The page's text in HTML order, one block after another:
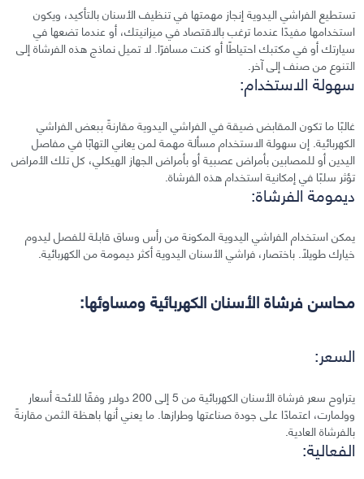
تستطيع الفراشي اليدوية إنجاز مهمتها في تنظيف الأسنان بالتأكيد، ويكون
استخدامها مفيدًا عندما ترغب بالاقتصاد في ميزانيتك، أو عندما تضعها في
سيارتك أو في مكتبك احتياطًا أو كنت مسافرًا. لا تميل نماذج هذه الفرشاة إلى
التنوع من صنف إلى آخر.
سهولة الاستخدام:
غالبًا ما تكون المقابض ضيقة في الفراشي اليدوية مقارنةً ببعض الفراشي
الكهربائية. إن سهولة الاستخدام مسألة مهمة لمن يعاني التهابًا في مفاصل
اليدين أو للمصابين بأمراض عصبية أو بأمراض الجهاز الهيكلي، كل تلك الأمراض
تؤثر سلبًا في إمكانية استخدام هذه الفرشاة.
ديمومة الفرشاة:
يمكن استخدام الفراشي اليدوية المكونة من رأس وساق قابلة للفصل ليدوم
خيارك طويلًا. باختصار، فراشي الأسنان اليدوية أكثر ديمومة من الكهربائية.
محاسن فرشاة الأسنان الكهربائية ومساوئها:
السعر:
يتراوح سعر فرشاة الأسنان الكهربائية من 5 إلى 200 دولار وفقًا للائحة أسعار
وولمارت، اعتمادًا على جودة صناعتها وطرازها. ما يعني أنها باهظة الثمن مقارنةً
بالفرشاة العادية.
الفعالية: